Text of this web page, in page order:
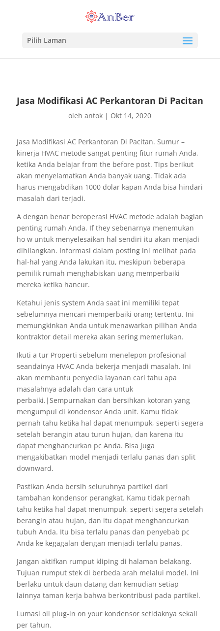
Pilih Laman
Jasa Modifikasi AC Perkantoran Di Pacitan
olehantok | Okt 14, 2020
Jasa Modifikasi AC Perkantoran Di Pacitan. Sumur –
kinerja HVAC metode sangat penting fitur rumah Anda,
ketika Anda belajar from the before post. Tips berikut
akan menyelamatkan Anda banyak uang. Tidak ada
harus mengabdikan 1000 dolar kapan Anda bisa hindari
masalah dari terjadi.
A dengan benar beroperasi HVAC metode adalah bagian
penting rumah Anda. If they sebenarnya menemukan
ho w untuk menyelesaikan hal sendiri itu akan menjadi
dihilangkan. Informasi dalam posting ini melihat pada
hal-hal yang Anda lakukan itu, meskipun beberapa
pemilik rumah menghabiskan uang memperbaiki
mereka ketika hancur.
Ketahui jenis system Anda saat ini memiliki tepat
sebelumnya mencari memperbaiki orang tertentu. Ini
memungkinkan Anda untuk menawarkan pilihan Anda
kontraktor detail mereka akan sering memerlukan.
Ikuti a tur Properti sebelum menelepon profesional
seandainya HVAC Anda bekerja menjadi masalah. Ini
akan membantu penyedia layanan cari tahu apa
masalahnya adalah dan cara untuk
perbaiki.|Sempurnakan dan bersihkan kotoran yang
mengumpul di kondensor Anda unit. Kamu tidak
pernah tahu ketika hal dapat menumpuk, seperti segera
setelah berangin atau turun hujan, dan karena itu
dapat menghancurkan pc Anda. Bisa juga
mengakibatkan model menjadi terlalu panas dan split
downward.
Pastikan Anda bersih seluruhnya partikel dari
tambahan kondensor perangkat. Kamu tidak pernah
tahu ketika hal dapat menumpuk, seperti segera setelah
berangin atau hujan, dan itu dapat menghancurkan
tubuh Anda. Itu bisa terlalu panas dan penyebab pc
Anda ke kegagalan dengan menjadi terlalu panas.
Jangan aktifkan rumput kliping di halaman belakang.
Tujuan rumput stek di berbeda arah melalui model. Ini
berlaku untuk daun datang dan kemudian setiap
lainnya taman kerja bahwa berkontribusi pada partikel.
Lumasi oil plug-in on your kondensor setidaknya sekali
per tahun.